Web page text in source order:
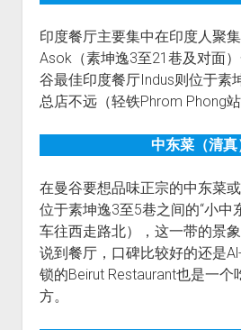
印度餐厅主要集中在印度人聚
Asok（素坤逸3至21巷及对面
谷最佳印度餐厅Indus则位于素
总店不远（轻铁Phrom Phong站
中东菜（清真
在曼谷要想品味正宗的中东菜
位于素坤逸3至5巷之间的“小中
车往西走路北），这一带的景象
说到餐厅，口碑比较好的还是
锁的Beirut Restaurant也是一个
方。